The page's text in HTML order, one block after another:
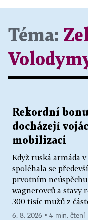
Téma:
Rekordní
docházejí
mobilizaci
Když ruská armáda
spoléhala se
prvotním
wagnerovců a stavy
300 tisíc mužů z
6. 8. 2026 ▪ 4 min. čtení